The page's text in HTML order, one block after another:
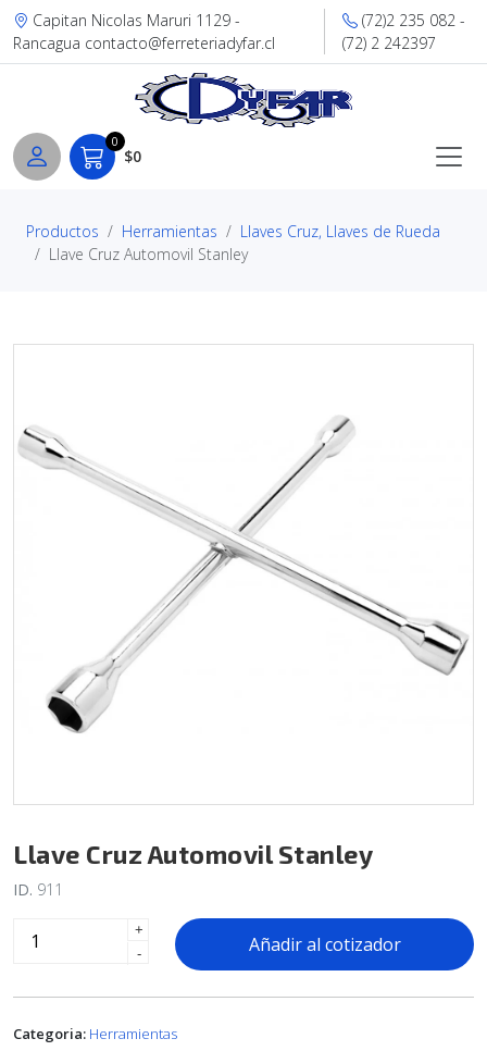
Capitan Nicolas Maruri 1129 -
Rancagua contacto@ferreteriadyfar.cl
(72)2 235 082 -
(72) 2 242397
0
$0
Productos Herramientas
Llaves Cruz, Llaves de Rueda
Llave Cruz Automovil Stanley
Llave Cruz Automovil Stanley
ID. 911
+
-
Añadir al cotizador
Categoria: Herramientas